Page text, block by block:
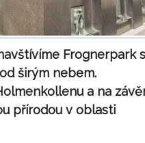
Frognerpark s
širým nebem.
a na
přírodou v oblasti